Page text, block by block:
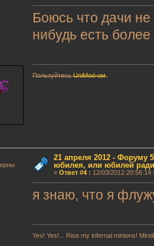
Боюсь что дачи
нибудь есть
ПользуйтесьUniMod-ом.
21 апреля 2012 - Форуму
юбилея, или юбилей
« Ответ #4: 12/03/2012 20:56:14
я знаю, что я
Yes! Yes!... Rise my infernal minions!